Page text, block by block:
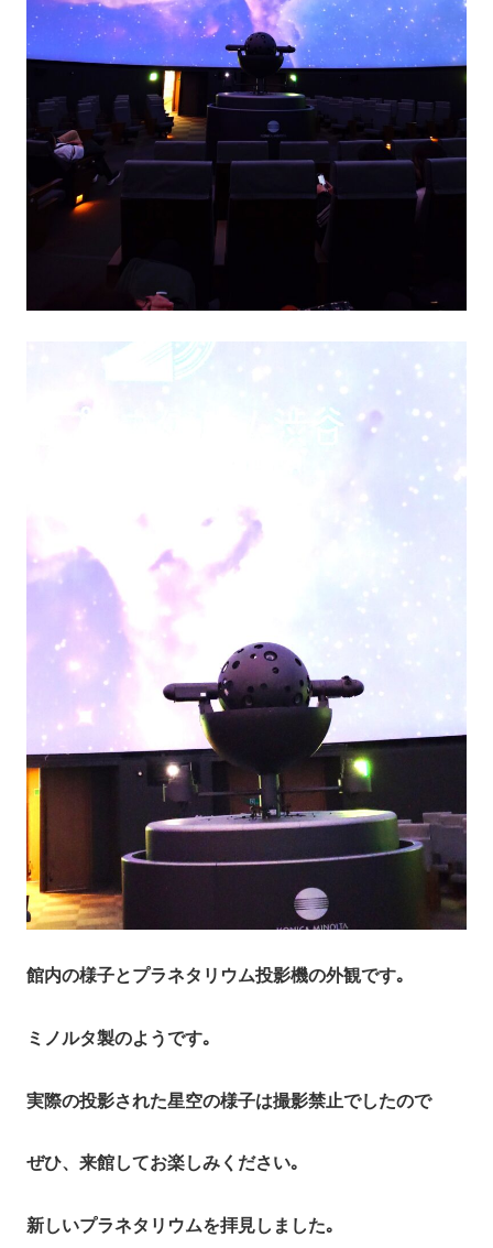
館内の様子とプラネタリウム投影機の外観です｡
ミノルタ製のようです｡
実際の投影された星空の様子は撮影禁止でしたので
ぜひ、来館してお楽しみください｡
新しいプラネタリウムを拝見しました｡